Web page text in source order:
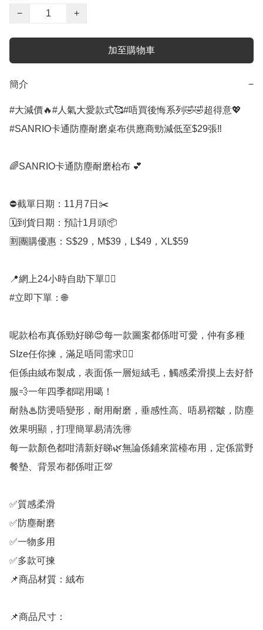
−
+
加至購物車
簡介 −
#大減價🔥#人氣大愛款式🥰#唔買後悔系列🤣🤣超得意💖
#SANRIO卡通防塵耐磨桌布供應商勁減低至$29張‼️
🌈SANRIO卡通防塵耐磨枱布 💕
⛔️截單日期：11月7日✂️
🗓️到貨日期：預計1月頭📦
🈹團購優惠：S$29，M$39，L$49，XL$59
📍網上24小時自助下單👍🏻
#立即下單：🌐
呢款枱布真係勁好睇😍每一款圖案都係咁可愛，仲有多種
SIze任你揀，滿足唔同需求👍🏻
佢係由絨布製成，表面係一層短絨毛，觸感柔滑摸上去好舒
服💨一年四季都啱用噶！
耐熱♨防燙唔變形，耐用耐磨，垂感性高、唔易褶皺，防塵
效果明顯，打理簡單易清洗🉐
每一款顏色都咁清新好睇🌿無論係鋪來當檯布用，定係當野
餐墊、背景布都係咁正💯
✅質感柔滑
✅防塵耐磨
✅一物多用
✅多款可揀
📌商品材質：絨布
📌商品尺寸：